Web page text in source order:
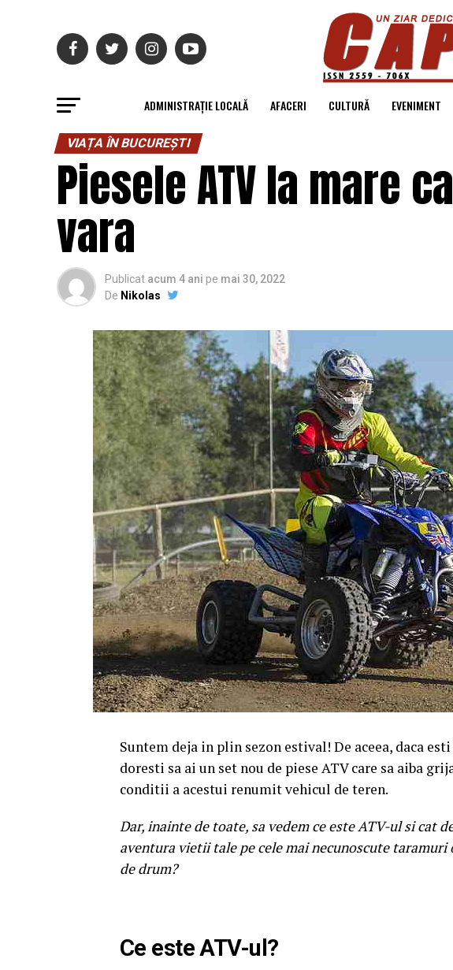
ADMINISTRAȚIE LOCALĂ AFACERI CULTURĂ EVENIMENT
VIAȚA ÎN BUCUREȘTI
Piesele ATV la mare
vara
Publicat acum 4 ani pe mai 30, 2022
De Nikolas
Suntem deja in plin sezon estival! De aceea, daca
doresti sa ai un set nou de piese ATV care sa aiba
conditii a acestui renumit vehicul de teren.
Dar, inainte de toate, sa vedem ce este ATV-ul si cat
aventura vietii tale pe cele mai necunoscute
de drum?
Ce este ATV-ul?